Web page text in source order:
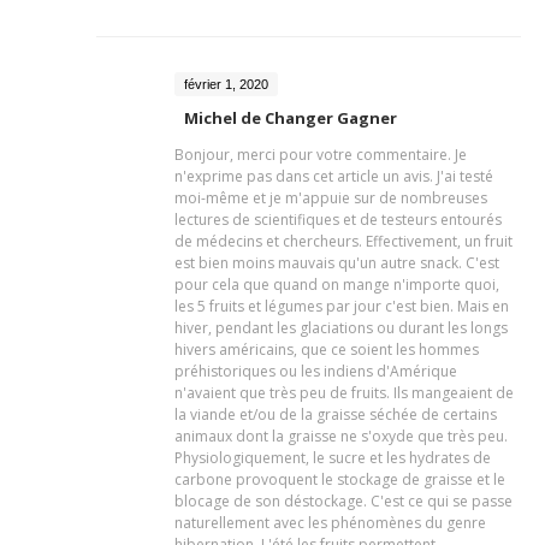
février 1, 2020
Michel de Changer Gagner
Bonjour, merci pour votre commentaire. Je
n'exprime pas dans cet article un avis. J'ai testé
moi-même et je m'appuie sur de nombreuses
lectures de scientifiques et de testeurs entourés
de médecins et chercheurs. Effectivement, un fruit
est bien moins mauvais qu'un autre snack. C'est
pour cela que quand on mange n'importe quoi,
les 5 fruits et légumes par jour c'est bien. Mais en
hiver, pendant les glaciations ou durant les longs
hivers américains, que ce soient les hommes
préhistoriques ou les indiens d'Amérique
n'avaient que très peu de fruits. Ils mangeaient de
la viande et/ou de la graisse séchée de certains
animaux dont la graisse ne s'oxyde que très peu.
Physiologiquement, le sucre et les hydrates de
carbone provoquent le stockage de graisse et le
blocage de son déstockage. C'est ce qui se passe
naturellement avec les phénomènes du genre